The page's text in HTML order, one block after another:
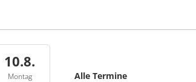
10.8.
Montag
Alle Termine